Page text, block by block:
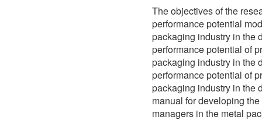
The objectives of the
performance potential
packaging industry in the
performance potential of
packaging industry in the
performance potential of
packaging industry in the
manual for developing
managers in the metal